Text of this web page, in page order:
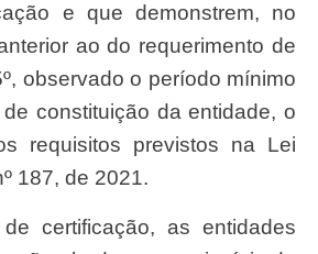
e que demonstrem, no
ao do requerimento de
observado o período mínimo
constituição da entidade, o
requisitos previstos na Lei
187, de 2021.
certificação, as entidades